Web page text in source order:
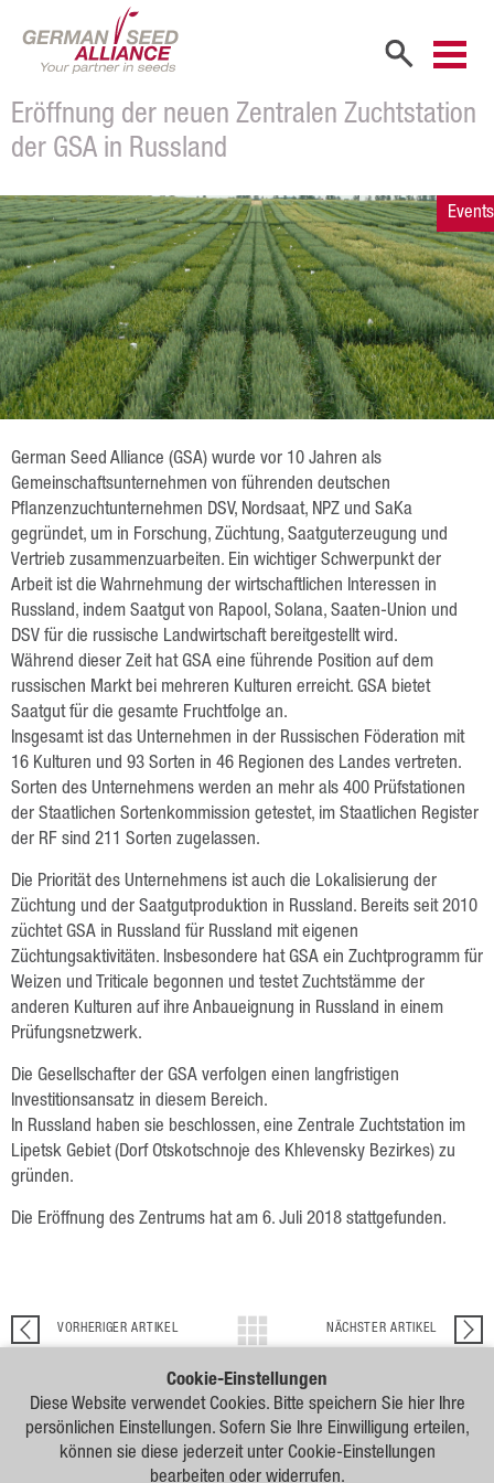
Cookie-Einstellungen
Diese Website verwendet Cookies. Bitte speichern Sie hier Ihre
persönlichen Einstellungen. Sofern Sie Ihre Einwilligung erteilen,
können sie diese jederzeit unter Cookie-Einstellungen
bearbeiten oder widerrufen.
Eröffnung der neuen Zentralen Zuchtstation
der GSA in Russland
Events
German Seed Alliance (GSA) wurde vor 10 Jahren als
Gemeinschaftsunternehmen von führenden deutschen
Pflanzenzuchtunternehmen DSV, Nordsaat, NPZ und SaKa
gegründet, um in Forschung, Züchtung, Saatguterzeugung und
Vertrieb zusammenzuarbeiten. Ein wichtiger Schwerpunkt der
Arbeit ist die Wahrnehmung der wirtschaftlichen Interessen in
Russland, indem Saatgut von Rapool, Solana, Saaten-Union und
DSV für die russische Landwirtschaft bereitgestellt wird.
Während dieser Zeit hat GSA eine führende Position auf dem
russischen Markt bei mehreren Kulturen erreicht. GSA bietet
Saatgut für die gesamte Fruchtfolge an.
Insgesamt ist das Unternehmen in der Russischen Föderation mit
16 Kulturen und 93 Sorten in 46 Regionen des Landes vertreten.
Sorten des Unternehmens werden an mehr als 400 Prüfstationen
der Staatlichen Sortenkommission getestet, im Staatlichen Register
der RF sind 211 Sorten zugelassen.
Die Priorität des Unternehmens ist auch die Lokalisierung der
Züchtung und der Saatgutproduktion in Russland. Bereits seit 2010
züchtet GSA in Russland für Russland mit eigenen
Züchtungsaktivitäten. Insbesondere hat GSA ein Zuchtprogramm für
Weizen und Triticale begonnen und testet Zuchtstämme der
anderen Kulturen auf ihre Anbaueignung in Russland in einem
Prüfungsnetzwerk.
Die Gesellschafter der GSA verfolgen einen langfristigen
Investitionsansatz in diesem Bereich.
In Russland haben sie beschlossen, eine Zentrale Zuchtstation im
Lipetsk Gebiet (Dorf Otskotschnoje des Khlevensky Bezirkes) zu
gründen.
Die Eröffnung des Zentrums hat am 6. Juli 2018 stattgefunden.
VORHERIGER ARTIKEL NÄCHSTER ARTIKEL
Unsere
Vertriebspartner
Start
Firmenportrait
Gesellschafter
Vertriebspartner
Mitarbeiter
Karriere
Produkte
Getreide
Hafer
Triticale
Weizen
Hülsenfrüchte
Sonnenblumen
Mais
Leistungen
Forschung
Beratung
Produktion
News
GSA Russland
GSA Deutschland
Impressum
Sitemap